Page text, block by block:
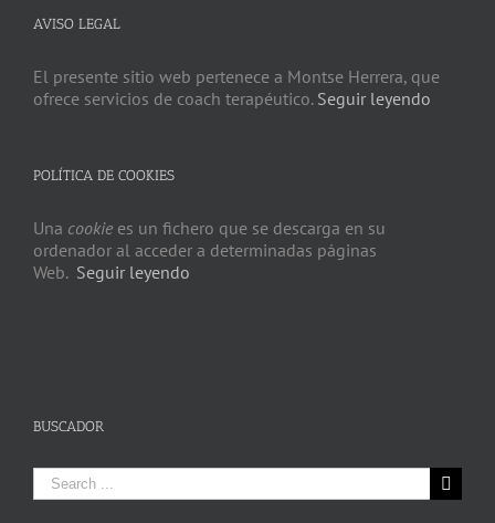
AVISO LEGAL
El presente sitio web pertenece a Montse Herrera, que
ofrece servicios de coach terapéutico. Seguir leyendo
POLÍTICA DE COOKIES
Una cookie es un fichero que se descarga en su
ordenador al acceder a determinadas páginas
Web. Seguir leyendo
BUSCADOR
Search
for: